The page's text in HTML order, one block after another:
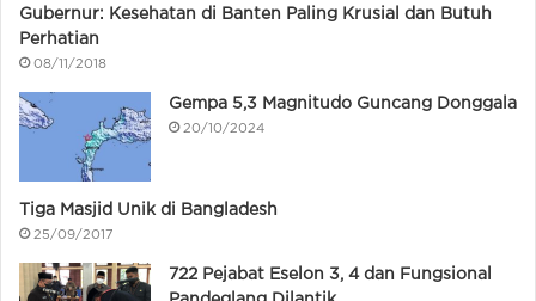
Gubernur: Kesehatan di Banten Paling Krusial dan Butuh
Perhatian
08/11/2018
Gempa 5,3 Magnitudo Guncang Donggala
20/10/2024
Tiga Masjid Unik di Bangladesh
25/09/2017
722 Pejabat Eselon 3, 4 dan Fungsional